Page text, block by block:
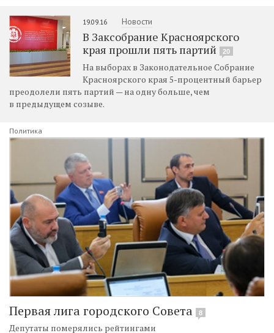
19.09.16 Новости
В Заксобрание Красноярского
края прошли пять партий
20
На выборах в Законодательное Собрание
Красноярского края 5-процентный барьер
преодолели пять партий — на одну больше, чем
в предыдущем созыве.
Политика
Первая лига городского Совета 8
Депутаты померялись рейтингами